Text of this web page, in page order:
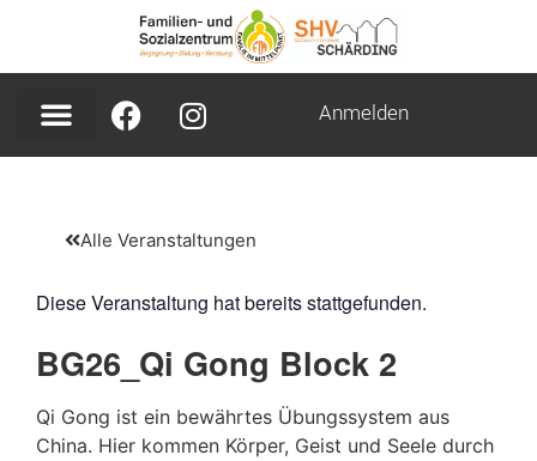
Anmelden
Alle Veranstaltungen
Diese Veranstaltung hat bereits stattgefunden.
BG26_Qi Gong Block 2
Qi Gong ist ein bewährtes Übungssystem aus
China. Hier kommen Körper, Geist und Seele durch